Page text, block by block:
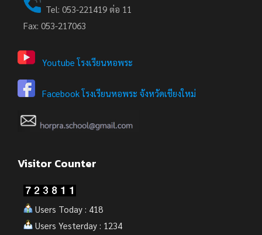
Tel: 053-221419 ต่อ 11
Fax: 053-217063
Youtube โรงเรียนหอพระ
Facebook โรงเรียนหอพระ จังหวัดเชียงใหม่
Visitor Counter
Users Today : 418
Users Yesterday : 1234